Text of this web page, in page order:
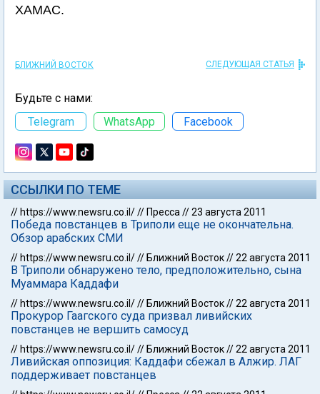
ХАМАС.
БЛИЖНИЙ ВОСТОК СЛЕДУЮЩАЯ СТАТЬЯ
Будьте с нами:
Telegram
WhatsApp Facebook
ССЫЛКИ ПО ТЕМЕ
// https://www.newsru.co.il/// Пресса //23 августа 2011
Победа повстанцев в Триполи еще не окончательна.
Обзор арабских СМИ
// https://www.newsru.co.il/// Ближний Восток//22 августа 2011
В Триполи обнаружено тело, предположительно, сына
Муаммара Каддафи
// https://www.newsru.co.il/// Ближний Восток//22 августа 2011
Прокурор Гаагского суда призвал ливийских
повстанцев не вершить самосуд
// https://www.newsru.co.il/// Ближний Восток//22 августа 2011
Ливийская оппозиция: Каддафи сбежал в Алжир. ЛАГ
поддерживает повстанцев